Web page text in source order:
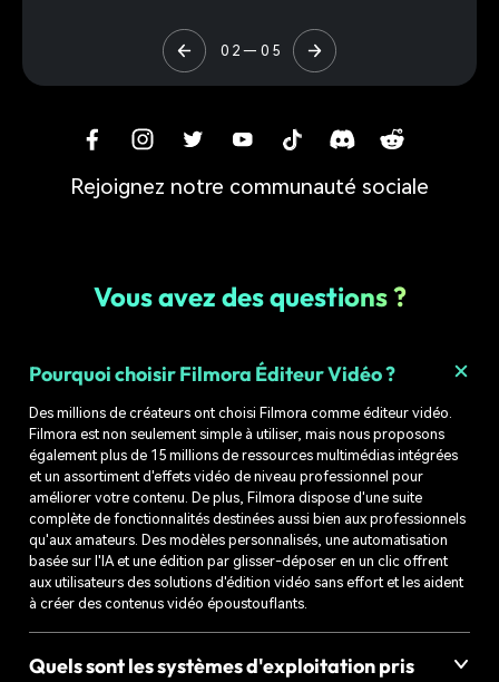
Plus d'un million d'actifs et d'effets
votre narration.
Transitions Titres Autocollants
1,5 M+ de médias libres de droits
Accédez à une vaste bibliothèque de séquences
vidéo, de photos, d’effets sonores et de
musiques, fournie par Universal Music for Creators.
0 2— 0 5
Rejoignez notre communauté sociale
Vous avez des questions ?
Pourquoi choisir Filmora Éditeur Vidéo ?
Des millions de créateurs ont choisi Filmora comme éditeur vidéo.
Filmora est non seulement simple à utiliser, mais nous proposons
également plus de 15 millions de ressources multimédias intégrées
et un assortiment d'effets vidéo de niveau professionnel pour
améliorer votre contenu. De plus, Filmora dispose d'une suite
complète de fonctionnalités destinées aussi bien aux professionnels
qu'aux amateurs. Des modèles personnalisés, une automatisation
basée sur l'IA et une édition par glisser-déposer en un clic offrent
aux utilisateurs des solutions d'édition vidéo sans effort et les aident
à créer des contenus vidéo époustouflants.
Quels sont les systèmes d'exploitation pris